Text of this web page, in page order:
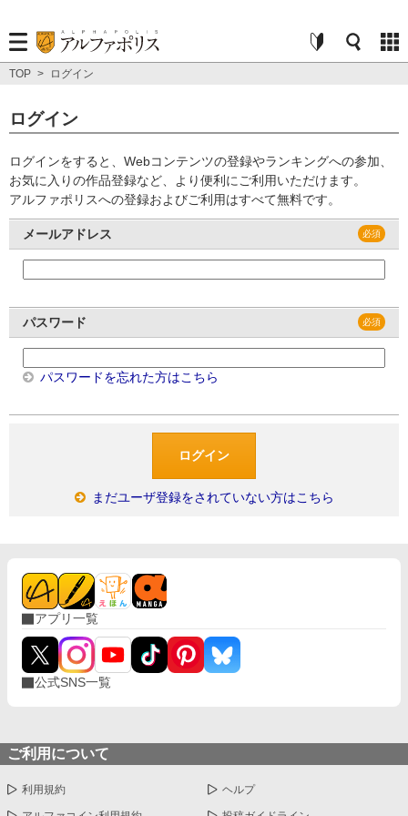
TOP > ログイン
ログイン
ログインをすると、Webコンテンツの登録やランキングへの参加、
お気に入りの作品登録など、より便利にご利用いただけます。
アルファポリスへの登録およびご利用はすべて無料です。
メールアドレス
パスワード
パスワードを忘れた方はこちら
まだユーザ登録をされていない方はこちら
アプリ一覧
公式SNS一覧
ご利用について
利用規約 ヘルプ